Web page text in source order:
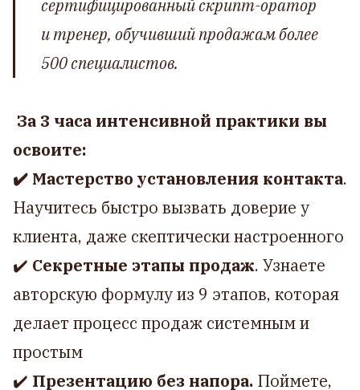
сертифицированный скрипт-оратор
и тренер, обучивший продажам более
500 специалистов.
За 3 часа интенсивной практики вы
освоите:
✔️ Мастерство установления контакта.
Научитесь быстро вызвать доверие у
клиента, даже скептически настроенного
✔️ Секретные этапы продаж. Узнаете
авторскую формулу из 9 этапов, которая
делает процесс продаж системным и
простым
✔️ Презентацию без напора. Поймете,